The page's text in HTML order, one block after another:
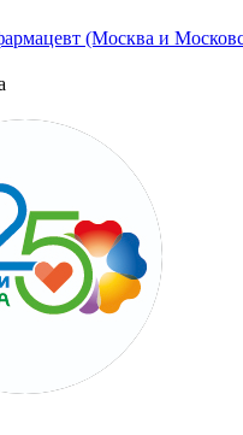
(Москва и